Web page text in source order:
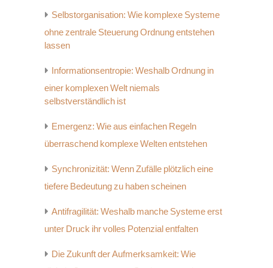
Selbstorganisation: Wie komplexe Systeme
ohne zentrale Steuerung Ordnung entstehen
lassen
Informationsentropie: Weshalb Ordnung in
einer komplexen Welt niemals
selbstverständlich ist
Emergenz: Wie aus einfachen Regeln
überraschend komplexe Welten entstehen
Synchronizität: Wenn Zufälle plötzlich eine
tiefere Bedeutung zu haben scheinen
Antifragilität: Weshalb manche Systeme erst
unter Druck ihr volles Potenzial entfalten
Die Zukunft der Aufmerksamkeit: Wie